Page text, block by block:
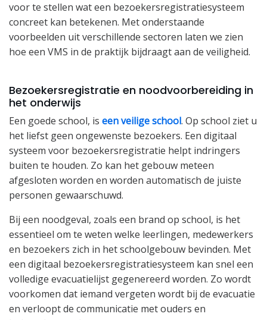
voor te stellen wat een bezoekersregistratiesysteem
concreet kan betekenen. Met onderstaande
voorbeelden uit verschillende sectoren laten we zien
hoe een VMS in de praktijk bijdraagt aan de veiligheid.
Bezoekersregistratie en noodvoorbereiding in
het onderwijs
Een goede school, is een veilige school. Op school ziet u
het liefst geen ongewenste bezoekers. Een digitaal
systeem voor bezoekersregistratie helpt indringers
buiten te houden. Zo kan het gebouw meteen
afgesloten worden en worden automatisch de juiste
personen gewaarschuwd.
Bij een noodgeval, zoals een brand op school, is het
essentieel om te weten welke leerlingen, medewerkers
en bezoekers zich in het schoolgebouw bevinden. Met
een digitaal bezoekersregistratiesysteem kan snel een
volledige evacuatielijst gegenereerd worden. Zo wordt
voorkomen dat iemand vergeten wordt bij de evacuatie
en verloopt de communicatie met ouders en